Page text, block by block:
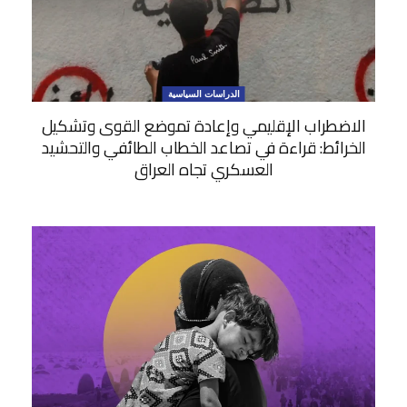
الدراسات السياسية
الاضطراب الإقليمي وإعادة تموضع القوى وتشكيل
الخرائط: قراءة في تصاعد الخطاب الطائفي والتحشيد
العسكري تجاه العراق